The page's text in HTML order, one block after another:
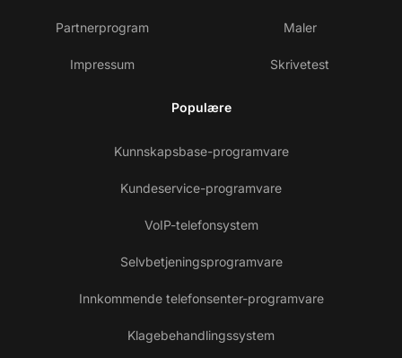
Partnerprogram
Impressum
Maler
Skrivetest
Populære
Kunnskapsbase-programvare
Kundeservice-programvare
VoIP-telefonsystem
Selvbetjeningsprogramvare
Innkommende telefonsenter-programvare
Klagebehandlingssystem